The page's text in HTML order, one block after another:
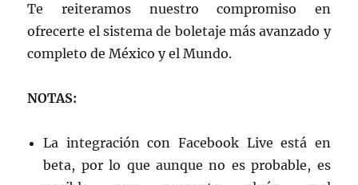
Te reiteramos nuestro compromiso en
ofrecerte el sistema de boletaje más avanzado y
completo de México y el Mundo.
NOTAS:
La integración con Facebook Live está en
beta, por lo que aunque no es probable, es